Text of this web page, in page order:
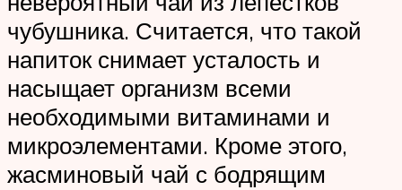
чубушника. Считается, что такой
напиток снимает усталость и
насыщает организм всеми
необходимыми витаминами и
микроэлементами. Кроме этого,
жасминовый чай с бодрящим